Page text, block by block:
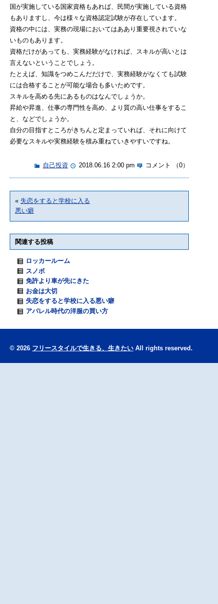
国が実施している国家資格もあれば、民間が実施している資格
もありますし、今は様々な資格認定試験が存在しています。
資格の中には、実務の現場においてはああり重要視されていな
いものもあります。
資格だけがあっても、実務経験がなければ、スキルが高いとは
言えないということでしょう。
たとえば、知識をつめこんだだけで、実務経験がなくても試験
には合格することが可能な場合も多いためです。
スキルを高める先にあるものはなんでしょうか。
昇給や昇進、仕事の専門性を高め、より質の高い仕事をするこ
と、などでしょうか。
自分の目指すところがきちんと定まっていれば、それに向けて
必要なスキルや実務経験を積み重ねていきやすいですね。
自己投資 2018.06.16 2:00 pm コメント （0）
« 失恋をすると学校に入る
悪い癖
関連する投稿
ロッカールーム
スノボ
免許より車が先にきた
お金は大切
失恋をすると学校に入る悪い癖
アパレル時代の洋服の買い方
© 2026 フリースタイルで生きる、生きたい All rights reserved.